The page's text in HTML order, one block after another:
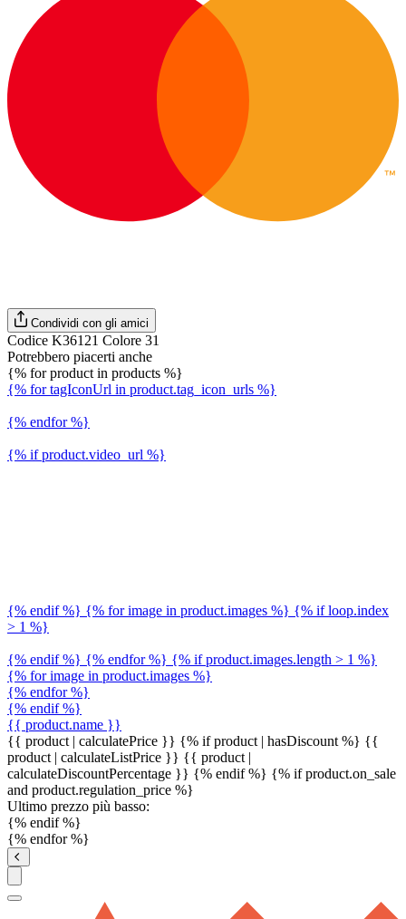
Condividi con gli amici
Codice K36121 Colore 31
Potrebbero piacerti anche
{% for product in products %}
{% for tagIconUrl in product.tag_icon_urls %}
{% endfor %}
{% if product.video_url %}
{% endif %} {% for image in product.images %} {% if loop.index
> 1 %}
{% endif %} {% endfor %} {% if product.images.length > 1 %}
{% for image in product.images %}
{% endfor %}
{% endif %}
{{ product.name }}
{{ product | calculatePrice }} {% if product | hasDiscount %} {{
product | calculateListPrice }} {{ product |
calculateDiscountPercentage }} {% endif %} {% if product.on_sale
and product.regulation_price %}
Ultimo prezzo più basso:
{% endif %}
{% endfor %}